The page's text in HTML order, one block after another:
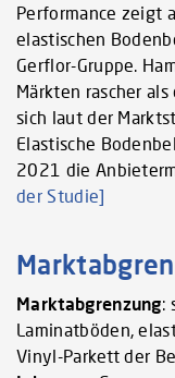
Performance zeigt
elastischen
Gerflor-Gruppe.
Märkten rascher
sich laut der
Elastische
2021 die
der Studie]
Marktabgrenzung:
Laminatböden,
Vinyl-Parkett der